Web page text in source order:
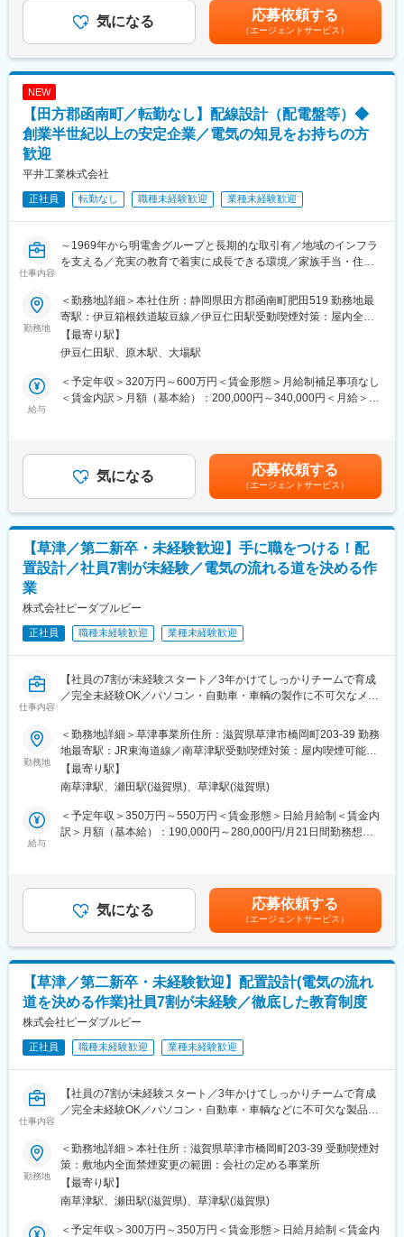
■職務内容：
・ジェットガスタービンエンジン熱センサのハードウェア設計
・サプライヤ設計エンジン制御コンポーネントの開発（要件定
義、サプライヤとの調整、設計評価、開発管理など）
ください。入社時の受注状況や、ご本人のキャリアアップを第一
に考え、ご希望を考慮し決定いたします。
・航空用パワーユニットの開発は高い技術水準が求められるだけ
でなく、最高レベルの安全性、信頼性、品質保証レベルが必要と
なる工業製品の粋ともいえる製品です。
・「今までにない新価値を創造する」というチャレンジができる
魅力的な仕事です。
■顧客例：
クタソリューションズ／三菱重工業／パナソニック／ニコン／ト
ヨタ自動車／日立ハイテク／SUBARU／デンソーテン／テルモ
（敬称略）
・「社員一人あたりの研修費ランキング」で5位にランクインし、
「技術力」と「人間力」の向上を軸に様々な機会を提供。
しているためスキルの習得もしやすい環境です。
■福利厚生：
・定年までの長い時間軸で、給与や将来について不安を感じるこ
となく、仕事に集中できるように、「待遇面」での支援も充実し
ております。
・また、たとえ案件のない待機の状態であったとしても、給与が
下がる事はなく安心して就業できます。
ます。月給(月額)は固定手当を含めた表記です。
気になる 応募依頼する
（エージェントサービス）
NEW
【田方郡函南町／転勤なし】配線設計（配電盤等）◆
創業半世紀以上の安定企業／電気の知見をお持ちの方
歓迎
平井工業株式会社
正社員 転勤なし 職種未経験歓迎 業種未経験歓迎
仕事内容
～1969年から明電舎グループと長期的な取引有／地域のインフラ
を支える／充実の教育で着実に成長できる環境／家族手当・住宅
■業務内容：
公園や発電所など、建物や設備のインフラを支えるために重要な
「配電盤」「制御盤」を作る当社にて、CAD専用ソフトを使い、
配電盤、制御機器等のハーネス設計を行っていただきます。
※配電盤を作成するということは同じですが、お客様から依頼され
るものは基本的に毎回異なるためルーチンワークになりません。
（1）配電盤自体は目に見えませんが、建物や設備のインフラを支
える非常に重要な部品です。配電盤がなければ電気を必要な所に
届けられません。実際同社の製品は公園や発電所などに使われて
（2）制御盤の中でも、低圧と高圧で設計が異なるなど、奥が非常
に深い業務となります。それこそ一朝一夕で覚えることはできな
ると「職人」として、社内の社員からも、お客様からも必要とさ
配線設計後の束線加工依頼や委託部品納期管理などの業務があ
り、全体の進捗把握を意識した動きを必要とされます。その分全
■教育体制：
長く技術者として活躍いただきたいと考えているため、教育に重
点をおいています。案件ごとにオーダー設計のお仕事なので、設
などの会社特融のルールはOJTで経験者が教育していきます。
しながら配属を決めていきます。入社後は、個人に合わせキャリ
アプランを立て、仕事に取り組んでいただきます。また、ご希望
や実績に合わせて他部署に興味があれば積極的にチャレンジし、
変更の範囲：会社の定める業務
勤務地
＜勤務地詳細＞本社住所：静岡県田方郡函南町肥田519 勤務地最
寄駅：伊豆箱根鉄道駿豆線／伊豆仁田駅受動喫煙対策：屋内全面
禁煙変更の範囲：無
【最寄り駅】
伊豆仁田駅、原木駅、大場駅
給与
＜予定年収＞320万円～600万円＜賃金形態＞月給制補足事項なし
＜賃金内訳＞月額（基本給）：200,000円～340,000円＜月給＞
あり、選考を通じて上下する可能性があります。月給(月額)は固定
手当を含めた表記です。
気になる 応募依頼する
（エージェントサービス）
【草津／第二新卒・未経験歓迎】手に職をつける！配
置設計／社員7割が未経験／電気の流れる道を決める作
業
株式会社ピーダブルビー
正社員 職種未経験歓迎 業種未経験歓迎
仕事内容
【社員の7割が未経験スタート／3年かけてしっかりチームで育成
／完全未経験OK／パソコン・自動車・車輌の製作に不可欠なメー
電子基板の製作・設計を行う同社にて、レイアウト設計のポジシ
ョンを募集します。
◎電子基板とは
電子部品を複数載せた板のことです。パソコンや車両、ロボット
などを動かすために不可欠なものです。
◎レイアウト設計とは
要望に応じて、ものをどう動かしたいかは変化します。動き方を
＜レイアウト設計の流れ＞
（1）顧客とのお打合せ
（4）干渉の回避: 部品や配線が互いに干渉せず、効率よく動作す
るように工夫
※設計（7割）、顧客折衝＆メールやりとり（3割）
※メールでのやりとりに加えWEBや訪問での打合せとなります。
◎教育体制：
～入社時未経験者が7割！チーム全体で育てるプロセスがあります
～
・設計職は、20代～50代の計24名の方が在籍しており、顧客ごと
・専属の教育担当がつき、一連の流れをサポートします。担当が
いないときでもチーム一丸となって支えますのでご安心くださ
い。
～教育の流れ～
・一部の作業を行い、知識を深める、先輩のお打合せにも同席
勤務地
＜勤務地詳細＞草津事業所住所：滋賀県草津市橋岡町203-39 勤務
地最寄駅：JR東海道線／南草津駅受動喫煙対策：屋内喫煙可能場
所あり変更の範囲：会社の定める事業所
【最寄り駅】
南草津駅、瀬田駅(滋賀県)、草津駅(滋賀県)
給与
＜予定年収＞350万円～550万円＜賃金形態＞日給月給制＜賃金内
訳＞月額（基本給）：190,000円～280,000円/月21日間勤務想定
安の金額であり、選考を通じて上下する可能性があります。月給
(月額)は固定手当を含めた表記です。
気になる 応募依頼する
（エージェントサービス）
【草津／第二新卒・未経験歓迎】配置設計(電気の流れ
道を決める作業)社員7割が未経験／徹底した教育制度
株式会社ピーダブルビー
正社員 職種未経験歓迎 業種未経験歓迎
仕事内容
【社員の7割が未経験スタート／3年かけてしっかりチームで育成
／完全未経験OK／パソコン・自動車・車輌などに不可欠な製品】
電子基板の製作・設計を行う同社にて、レイアウト設計のポジシ
ョンを募集します。
◎電子基板とは
電子部品を複数載せた板のことです。パソコンや車両、ロボット
などを動かすために不可欠なものです。
◎レイアウト設計とは
勤務地
＜勤務地詳細＞本社住所：滋賀県草津市橋岡町203-39 受動喫煙対
策：敷地内全面禁煙変更の範囲：会社の定める事業所
【最寄り駅】
南草津駅、瀬田駅(滋賀県)、草津駅(滋賀県)
＜予定年収＞300万円～350万円＜賃金形態＞日給月給制＜賃金内